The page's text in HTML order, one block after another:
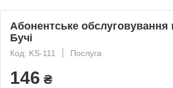
Абонентське обслуговування
Бучі
Код: KS-111 Послуга
146 ₴